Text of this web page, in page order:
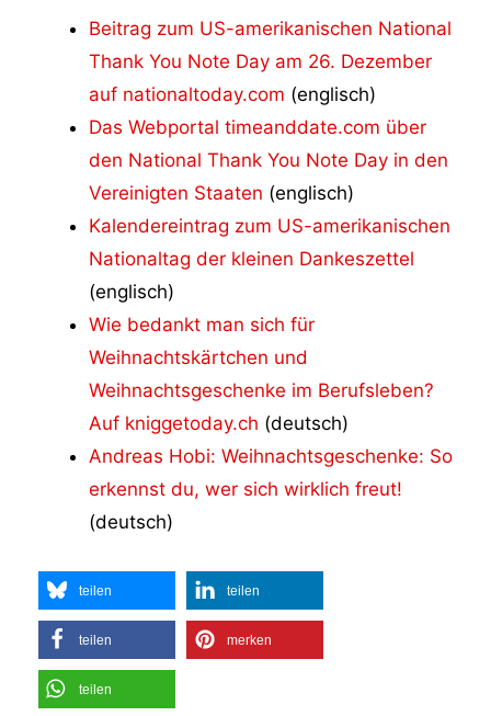
Beitrag zum US-amerikanischen National
Thank You Note Day am 26. Dezember
auf nationaltoday.com (englisch)
Das Webportal timeanddate.com über
den National Thank You Note Day in den
Vereinigten Staaten (englisch)
Kalendereintrag zum US-amerikanischen
Nationaltag der kleinen Dankeszettel
(englisch)
Wie bedankt man sich für
Weihnachtskärtchen und
Weihnachtsgeschenke im Berufsleben?
Auf kniggetoday.ch (deutsch)
Andreas Hobi: Weihnachtsgeschenke: So
erkennst du, wer sich wirklich freut!
(deutsch)
teilen teilen
teilen merken
teilen